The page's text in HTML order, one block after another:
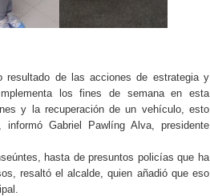
resultado de las acciones de estrategia y
los fines de semana en esta
y la recuperación de un vehículo, esto
Gabriel Pawlíng Alva, presidente
hasta de presuntos policías que ha
resaltó el alcalde, quien añadió que eso